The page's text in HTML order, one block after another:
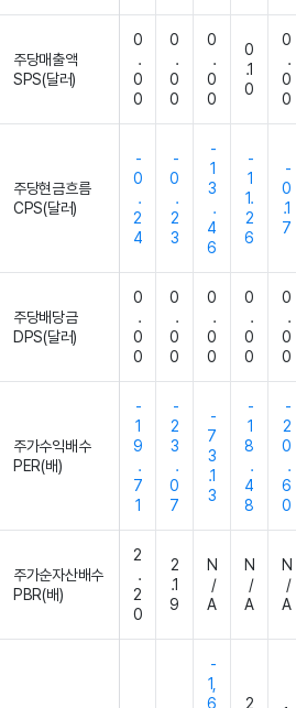
주당매출액
SPS(달러)
0
.
0
0
0
.
0
0
0
.
0
0
0
.1
0
0
.
0
0
주당현금흐름
CPS(달러)
-
0
.
2
4
-
0
.
2
3
-
1
3
.
4
6
-
1
1.
2
6
-
0
.1
7
주당배당금
DPS(달러)
0
.
0
0
0
.
0
0
0
.
0
0
0
.
0
0
0
.
0
0
주가수익배수
PER(배)
-
1
9
.
7
1
-
2
3
.
0
7
-
7
3
.1
3
-
1
8
.
4
8
-
2
0
.
6
0
주가순자산배수
PBR(배)
2
.
2
0
2
.1
9
N
/
A
N
/
A
N
/
A
-
1,
6
2